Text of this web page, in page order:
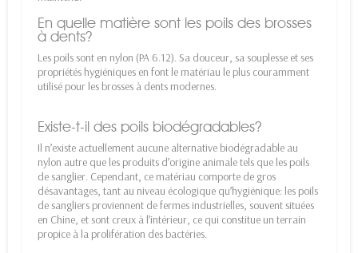
En quelle matière sont les poils des brosses
à dents?
Les poils sont en nylon (PA 6.12). Sa douceur, sa souplesse et ses
propriétés hygiéniques en font le matériau le plus couramment
utilisé pour les brosses à dents modernes.
Existe-t-il des poils biodégradables?
Il n’existe actuellement aucune alternative biodégradable au
nylon autre que les produits d’origine animale tels que les poils
de sanglier. Cependant, ce matériau comporte de gros
désavantages, tant au niveau écologique qu’hygiénique: les poils
de sangliers proviennent de fermes industrielles, souvent situées
en Chine, et sont creux à l’intérieur, ce qui constitue un terrain
propice à la prolifération des bactéries.